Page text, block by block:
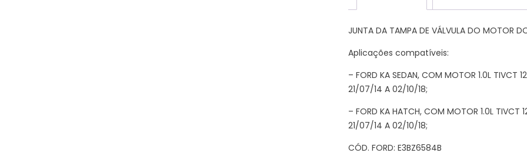
JUNTA DA TAMPA DE VÁLVULA DO MOTOR
Aplicações compatíveis:
– FORD KA SEDAN, COM MOTOR 1.0L TIVCT
21/07/14 A 02/10/18;
– FORD KA HATCH, COM MOTOR 1.0L TIVCT
21/07/14 A 02/10/18;
CÓD. FORD: E3BZ6584B